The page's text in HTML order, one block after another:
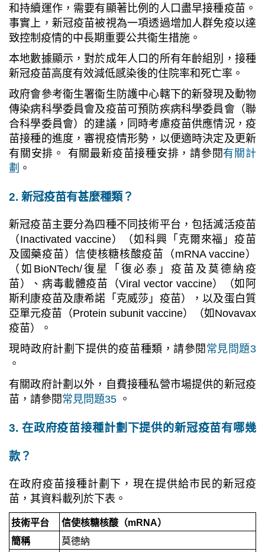
和持續運作，需要有顯著比例的人口盡早接種疫苗。
事實上，新冠疫苗被視為一項透過增加人群免疫以達
致控制疫情的中長期重要公共衞生措施。
本地數據顯示，對於成年人口的所有年齡組別，接種
新冠疫苗高度有效減低感染後的住院率和死亡率。
政府會參考衞生署衞生防護中心轄下的新發現及動物
傳染病科學委員會及疫苗可預防疾病科學委員會 （聯
合科學委員會） 的建議，同時考慮疫苗供應情況，疫
苗接種的進度，審視疫情形勢，以便適時決定及更新
有關安排。 有關最新疫苗接種安排，請參閱有關計
劃 。
2. 新冠疫苗有甚麼種類？
新冠疫苗主要分為四種不同技術平台，包括滅活疫苗
（Inactivated vaccine） （如科興「克爾來福」疫苗
及國藥疫苗）信使核糖核酸疫苗 （mRNA vaccine）
（ 如BioNTech/復星「復必泰」疫苗及莫德納疫
苗）、病毒載體疫苗 （Viral vector vaccine） （如阿
斯利康疫苗及康希諾「克威莎」疫苗），以及蛋白質
亞單元疫苗 （Protein subunit vaccine） （如Novavax
疫苗）
。
現時政府計劃下提供的疫苗種類，請參閱 常見問題3
。
有關政府計劃以外，自費接種私營市場提供的新冠疫
苗，請參閱常見問題35 。
3. 在政府疫苗接種計劃下提供的新冠疫苗有哪幾
款？
在政府疫苗接種計劃下，現在提供給市民的新冠疫
苗，其資料載列於下表。
技術平台
信使核糖核酸（mRNA）
簡稱
莫德納